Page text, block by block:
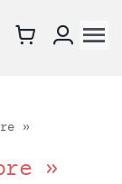
»
»